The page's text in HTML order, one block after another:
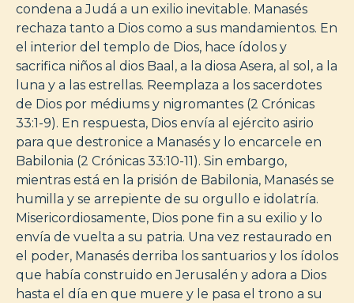
condena a Judá a un exilio inevitable. Manasés
rechaza tanto a Dios como a sus mandamientos. En
el interior del templo de Dios, hace ídolos y
sacrifica niños al dios Baal, a la diosa Asera, al sol, a la
luna y a las estrellas. Reemplaza a los sacerdotes
de Dios por médiums y nigromantes (2 Crónicas
33:1-9). En respuesta, Dios envía al ejército asirio
para que destronice a Manasés y lo encarcele en
Babilonia (2 Crónicas 33:10-11). Sin embargo,
mientras está en la prisión de Babilonia, Manasés se
humilla y se arrepiente de su orgullo e idolatría.
Misericordiosamente, Dios pone fin a su exilio y lo
envía de vuelta a su patria. Una vez restaurado en
el poder, Manasés derriba los santuarios y los ídolos
que había construido en Jerusalén y adora a Dios
hasta el día en que muere y le pasa el trono a su